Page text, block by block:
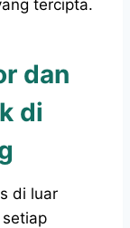
tercipta.
dan
di
di luar